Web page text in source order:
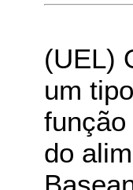
(UEL)
um
do